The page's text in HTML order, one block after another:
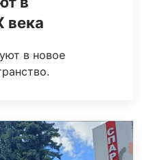
века
в новое